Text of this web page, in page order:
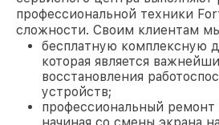
профессиональной техники
сложности. Своим клиентам
бесплатную комплексную
которая является
восстановления
устройств;
профессиональный